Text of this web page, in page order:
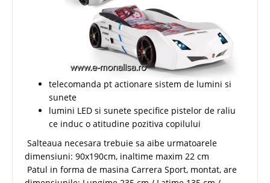
telecomanda pt actionare sistem de lumini si
sunete
lumini LED si sunete specifice pistelor de raliu
ce induc o atitudine pozitiva copilului
Salteaua necesara trebuie sa aibe urmatoarele
dimensiuni: 90x190cm, inaltime maxim 22 cm
Patul in forma de masina Carrera Sport, montat, are